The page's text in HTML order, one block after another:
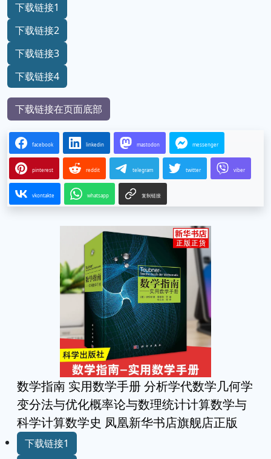
下载链接1
下载链接2
下载链接3
下载链接4
下载链接在页面底部
facebook linkedin mastodon messenger
pinterest reddit telegram twitter viber
vkontakte whatsapp 复制链接
数学指南 实用数学手册 分析学代数学几何学
变分法与优化概率论与数理统计计算数学与
科学计算数学史 凤凰新华书店旗舰店正版
下载链接1